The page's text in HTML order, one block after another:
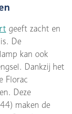
geeft zacht en
De
kan ook
Dankzij het
Florac
Deze
maken de